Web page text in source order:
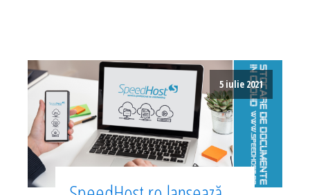
5 iulie 2021